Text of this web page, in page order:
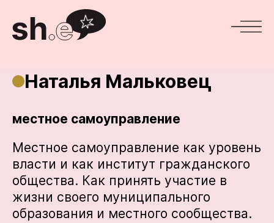
Наталья Мальковец
местное самоуправление
Местное самоуправление как уровень
власти и как институт гражданского
общества. Как принять участие в
жизни своего муниципального
образования и местного сообщества.